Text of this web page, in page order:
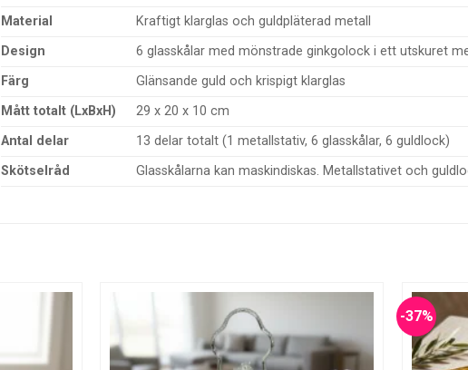
Material
Kraftigt klarglas och guldpläterad metall
Design
6 glasskålar med mönstrade ginkgolock i ett utskuret
Färg
Glänsande guld och krispigt klarglas
Mått totalt (LxBxH)
29 x 20 x 10 cm
Antal delar
13 delar totalt (1 metallstativ, 6 glasskålar, 6 guldlock)
Skötselråd
Glasskålarna kan maskindiskas. Metallstativet och
-37%